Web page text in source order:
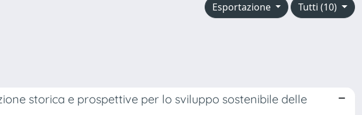
Tutti (10)
Esportazione
storica e prospettive per lo sviluppo sostenibile delle